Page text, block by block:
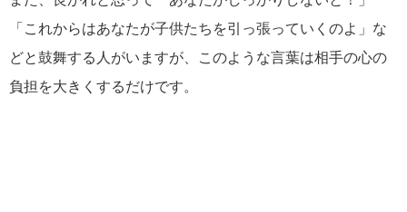
「これからはあなたが子供たちを引っ張っていくのよ」な
どと鼓舞する人がいますが、このような言葉は相手の心の
負担を大きくするだけです。